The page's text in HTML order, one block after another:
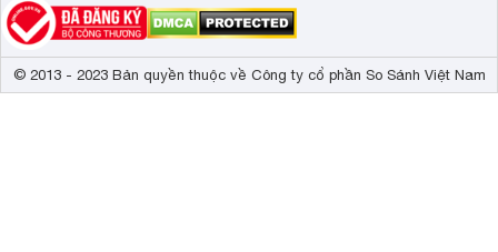
© 2013 - 2023 Bản quyền thuộc về Công ty cổ phần So Sánh Việt Nam